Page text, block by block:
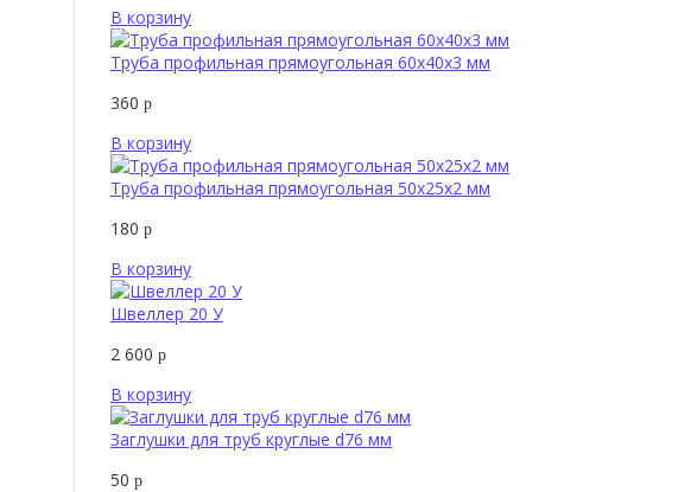
В корзину
Труба профильная прямоугольная 60х40х3 мм
360 р
В корзину
Труба профильная прямоугольная 50х25х2 мм
180 р
В корзину
Швеллер 20 У
2 600 р
В корзину
Заглушки для труб круглые d76 мм
50 р